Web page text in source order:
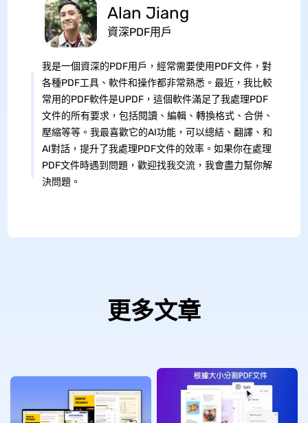
Alan Jiang
資深PDF用戶
我是一個資深的PDF用戶，經常需要使用PDF文件，對
各種PDF工具、軟件和操作都非常熟悉。最近，我比較
常用的PDF軟件是UPDF，這個軟件滿足了我處理PDF
文件的所有要求，包括閱讀、編輯、轉換格式、合併、
壓縮等等。我最喜歡它的AI功能，可以總結、翻譯、和
AI對話，提升了我處理PDF文件的效率。如果你在處理
PDF文件時遇到問題，歡迎找我交流，我會盡力幫你解
決問題。
更多文章